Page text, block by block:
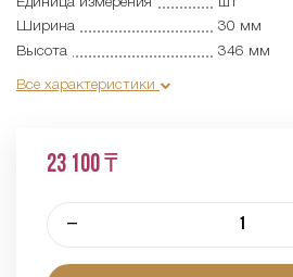
Ширина
30 мм
Высота
346 мм
Все характеристики
23 100 ₸
–